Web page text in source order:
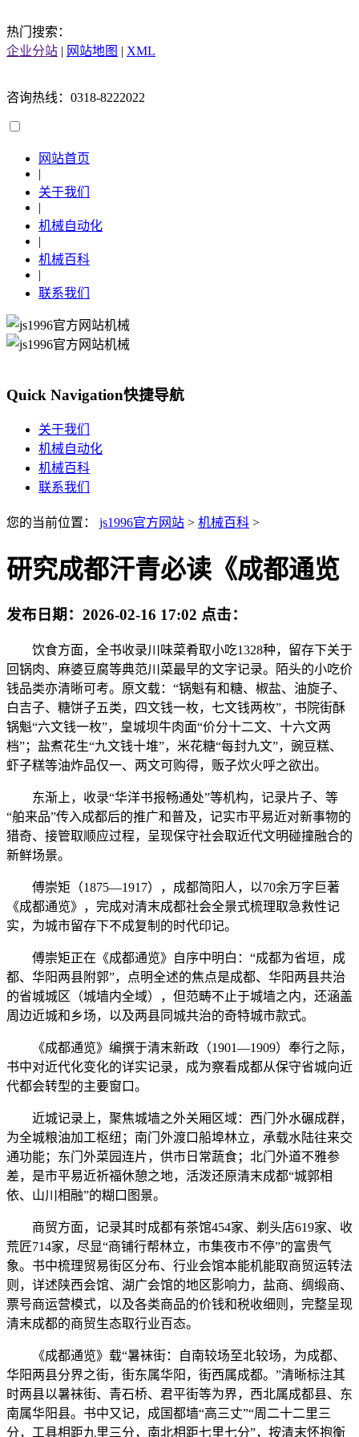
热门搜索：
企业分站 | 网站地图 | XML
咨询热线：0318-8222022
网站首页
|
关于我们
|
机械自动化
|
机械百科
|
联系我们
Quick Navigation快捷导航
关于我们
机械自动化
机械百科
联系我们
您的当前位置： js1996官方网站 > 机械百科 >
研究成都汗青必读《成都通览
发布日期： 2026-02-16 17:02 点击：
饮食方面，全书收录川味菜肴取小吃1328种，留存下关于
回锅肉、麻婆豆腐等典范川菜最早的文字记录。陌头的小吃价
钱品类亦清晰可考。原文载：“锅魁有和糖、椒盐、油旋子、
白吉子、糖饼子五类，四文钱一枚，七文钱两枚”，书院街酥
锅魁“六文钱一枚”，皇城坝牛肉面“价分十二文、十六文两
档”；盐煮花生“九文钱十堆”，米花糖“每封九文”，豌豆糕、
虾子糕等油炸品仅一、两文可购得，贩子炊火呼之欲出。
东渐上，收录“华洋书报畅通处”等机构，记录片子、等
“舶来品”传入成都后的推广和普及，记实市平易近对新事物的
猎奇、接管取顺应过程，呈现保守社会取近代文明碰撞融合的
新鲜场景。
傅崇矩（1875—1917），成都简阳人，以70余万字巨著
《成都通览》，完成对清末成都社会全景式梳理取急救性记
实，为城市留存下不成复制的时代印记。
傅崇矩正在《成都通览》自序中明白：“成都为省垣，成
都、华阳两县附郭”，点明全述的焦点是成都、华阳两县共治
的省城城区（城墙内全域），但范畴不止于城墙之内，还涵盖
周边近城和乡场，以及两县同城共治的奇特城市款式。
《成都通览》编撰于清末新政（1901—1909）奉行之际，
书中对近代化变化的详实记录，成为察看成都从保守省城向近
代都会转型的主要窗口。
近城记录上，聚焦城墙之外关厢区域：西门外水碾成群，
为全城粮油加工枢纽；南门外渡口船埠林立，承载水陆往来交
通功能；东门外菜园连片，供市日常蔬食；北门外道不雅参
差，是市平易近祈福休憩之地，活泼还原清末成都“城郭相
依、山川相融”的糊口图景。
商贸方面，记录其时成都有茶馆454家、剃头店619家、收
荒匠714家，尽显“商铺行帮林立，市集夜市不停”的富贵气
象。书中梳理贸易街区分布、行业会馆本能机能取商贸运转法
则，详述陕西会馆、湖广会馆的地区影响力，盐商、绸缎商、
票号商运营模式，以及各类商品的价钱和税收细则，完整呈现
清末成都的商贸生态取行业百态。
《成都通览》载“暑袜街：自南较场至北较场，为成都、
华阳两县分界之街，街东属华阳，街西属成都。”清晰标注其
时两县以暑袜街、青石桥、君平街等为界，西北属成都县、东
南属华阳县。书中又记，成国都墙“高三丈”“周二十二里三
分，工具相距九里三分，南北相距七里七分”，按清末怀抱衡